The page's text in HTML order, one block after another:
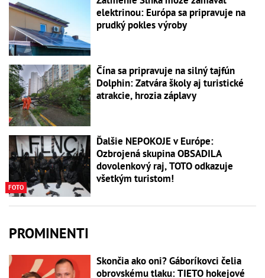
elektrinou: Európa sa pripravuje na
prudký pokles výroby
Čína sa pripravuje na silný tajfún
Dolphin: Zatvára školy aj turistické
atrakcie, hrozia záplavy
FOTO
Ďalšie NEPOKOJE v Európe:
Ozbrojená skupina OBSADILA
dovolenkový raj, TOTO odkazuje
všetkým turistom!
PROMINENTI
Skončia ako oni? Gáboríkovci čelia
obrovskému tlaku: TIETO hokejové